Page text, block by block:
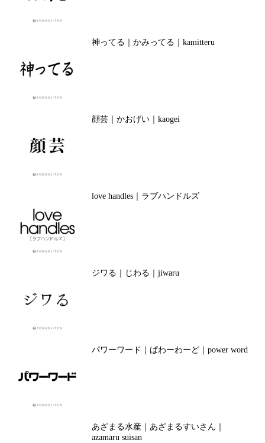
神ってる｜かみってる｜kamitteru
顔芸｜かおげい｜kaogei
love handles｜ラブハンドルズ
ジワる｜じわる｜jiwaru
パワーワード｜ぱわーわーど｜power word
あざまる水産｜あざまるすいさん｜
azamaru suisan